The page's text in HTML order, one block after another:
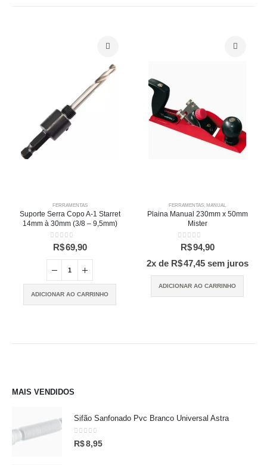
FERRAMENTAS
Suporte Serra Copo A-1 Starret
14mm à 30mm (3/8 – 9,5mm)
0out of 5
R$69,90
ADICIONAR AO CARRINHO
FERRAMENTAS, MANUAL
Plaina Manual 230mm x 50mm
Mister
0out of 5
R$94,90
2x de R$47,45 sem juros
ADICIONAR AO CARRINHO
MAIS VENDIDOS
Sifão Sanfonado Pvc Branco Universal Astra
0out of 5
R$8,95